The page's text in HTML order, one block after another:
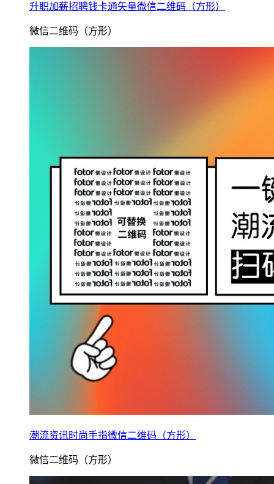
升职加薪招聘钱卡通矢量微信二维码（方形）
微信二维码（方形）
潮流资讯时尚手指微信二维码（方形）
微信二维码（方形）